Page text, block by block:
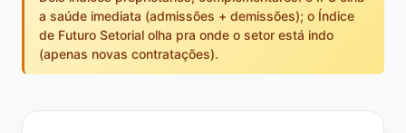
a saúde imediata (admissões + demissões); o Índice
de Futuro Setorial olha pra onde o setor está indo
(apenas novas contratações).